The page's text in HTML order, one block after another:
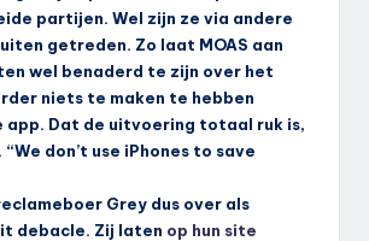
partijen. Wel zijn ze via andere
getreden. Zo laat MOAS aan
wel benaderd te zijn over het
niets te maken te hebben
app. Dat de uitvoering totaal ruk is,
don’t use iPhones to save
Grey dus over als
debacle. Zij laten op hun site